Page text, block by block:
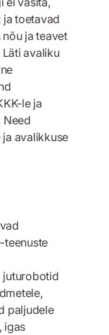
ja toetavad
ja teavet
avaliku
le ja
Need
avalikkuse
teenuste
juturobotid
paljudele
igas